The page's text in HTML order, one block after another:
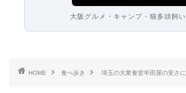
大阪グルメ・キャンプ・猫多頭飼
HOME 食べ歩き 埼玉の大衆食堂半田屋の安さ